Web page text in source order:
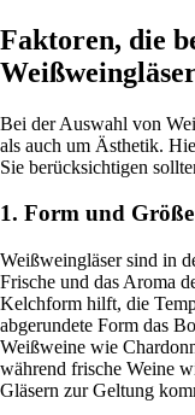
Faktoren, die
Bei der Auswahl von
als auch um Ästhetik.
Sie berücksichtigen
1. Form und Größe
Weißweingläser sind in
Frische und das Aroma
Kelchform hilft, die
abgerundete Form das
Weißweine wie
während frische Weine
Gläsern zur Geltung